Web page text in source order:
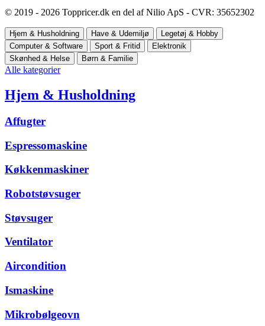
© 2019 - 2026 Toppricer.dk en del af Nilio ApS - CVR: 35652302
Hjem & Husholdning Have & Udemiljø
Legetøj & Hobby
Computer & Software
Sport & Fritid
Elektronik
Skønhed & Helse
Børn & Familie
Alle kategorier
Hjem & Husholdning
Affugter
Espressomaskine
Køkkenmaskiner
Robotstøvsuger
Støvsuger
Ventilator
Aircondition
Ismaskine
Mikrobølgeovn